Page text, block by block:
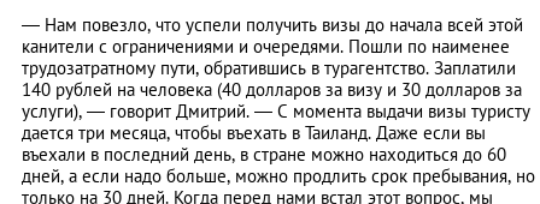
— Нам повезло, что успели получить визы до начала всей этой
канители с ограничениями и очередями. Пошли по наименее
трудозатратному пути, обратившись в турагентство. Заплатили
140 рублей на человека (40 долларов за визу и 30 долларов за
услуги), — говорит Дмитрий. — С момента выдачи визы туристу
дается три месяца, чтобы въехать в Таиланд. Даже если вы
въехали в последний день, в стране можно находиться до 60
дней, а если надо больше, можно продлить срок пребывания, но
только на 30 дней. Когда перед нами встал этот вопрос, мы